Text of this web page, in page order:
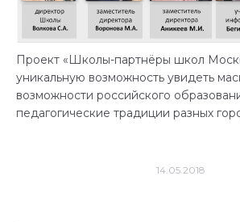
Проект «Школы-партнёры школ
уникальную возможность увидеть
возможности российского
педагогические традиции разных
14.05.2018